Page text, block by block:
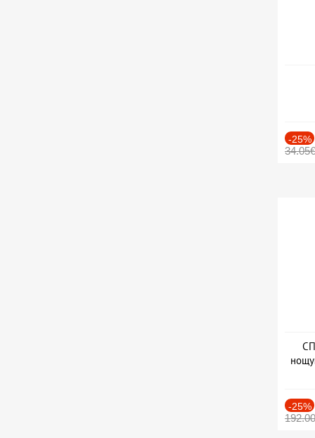
-25%
34.05€
-25%